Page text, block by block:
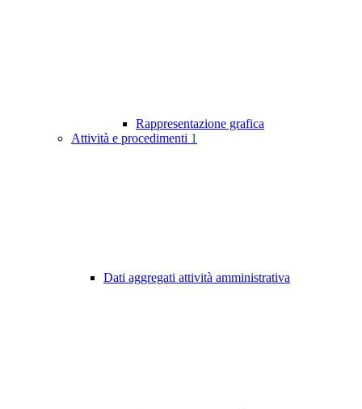
Rappresentazione grafica
Attività e procedimenti 1
Dati aggregati attività amministrativa